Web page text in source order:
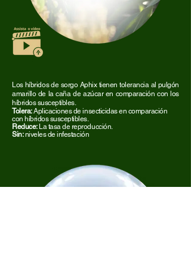
Los híbridos de sorgo Aphix tienen tolerancia al pulgón
amarillo de la caña de azúcar en comparación con los
híbridos susceptibles.
Tolera:Aplicaciones de insecticidas en comparación
con híbridos susceptibles.
Reduce: La tasa de reproducción.
Sin: niveles de infestación